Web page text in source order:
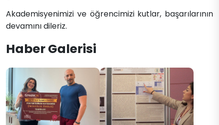
Akademisyenimizi ve öğrencimizi kutlar, başarılarının
devamını dileriz.
Haber Galerisi